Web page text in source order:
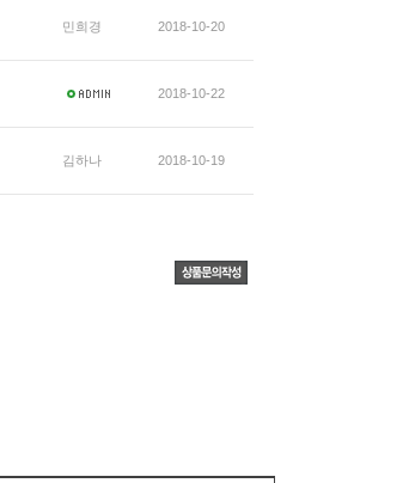
민희경 2018-10-20
2018-10-22
김하나 2018-10-19